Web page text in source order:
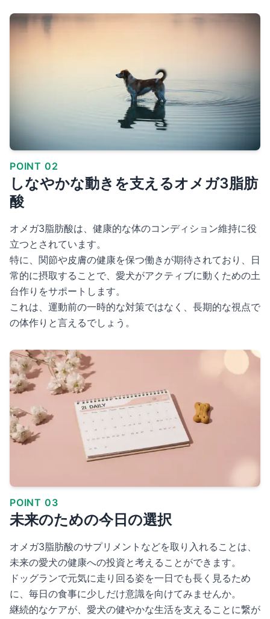
POINT 02
しなやかな動きを支えるオメガ3脂肪
酸
オメガ3脂肪酸は、健康的な体のコンディション維持に役
立つとされています。
特に、関節や皮膚の健康を保つ働きが期待されており、日
常的に摂取することで、愛犬がアクティブに動くための土
台作りをサポートします。
これは、運動前の一時的な対策ではなく、長期的な視点で
の体作りと言えるでしょう。
POINT 03
未来のための今日の選択
オメガ3脂肪酸のサプリメントなどを取り入れることは、
未来の愛犬の健康への投資と考えることができます。
ドッグランで元気に走り回る姿を一日でも長く見るため
に、毎日の食事に少しだけ意識を向けてみませんか。
継続的なケアが、愛犬の健やかな生活を支えることに繋が